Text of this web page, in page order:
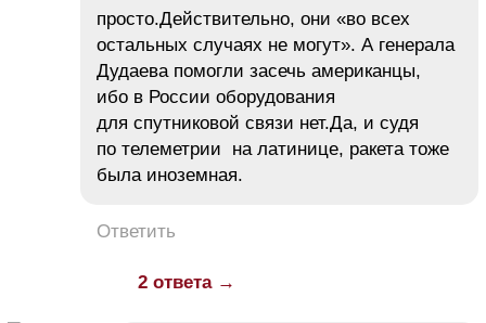
просто.Действительно, они «во всех
остальных случаях не могут». А генерала
Дудаева помогли засечь американцы,
ибо в России оборудования
для спутниковой связи нет.Да, и судя
по телеметрии на латинице, ракета тоже
была иноземная.
Ответить
2 ответа →